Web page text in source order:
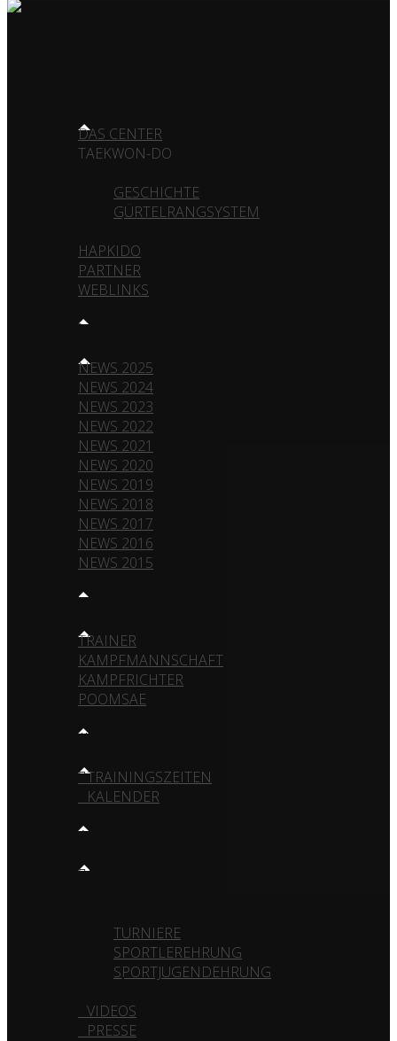
DAS CENTER
TAEKWON-DO
GESCHICHTE
GÜRTELRANGSYSTEM
HAPKIDO
PARTNER
WEBLINKS
NEWS
NEWS 2025
NEWS 2024
NEWS 2023
NEWS 2022
NEWS 2021
NEWS 2020
NEWS 2019
NEWS 2018
NEWS 2017
NEWS 2016
NEWS 2015
TEAM
TRAINER
KAMPFMANNSCHAFT
KAMPFRICHTER
POOMSAE
TRAINING
TRAININGSZEITEN
KALENDER
MEDIA
GALERIE
TURNIERE
SPORTLEREHRUNG
SPORTJUGENDEHRUNG
VIDEOS
PRESSE